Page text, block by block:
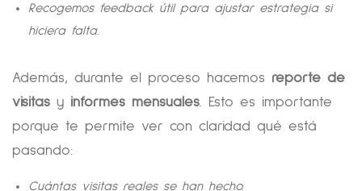
Recogemos feedback útil para ajustar estrategia si
hiciera falta.
Además, durante el proceso hacemos reporte de
visitas y informes mensuales. Esto es importante
porque te permite ver con claridad qué está
pasando:
Cuántas visitas reales se han hecho.